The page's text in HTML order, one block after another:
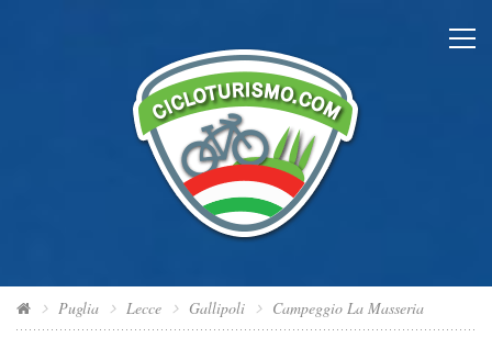
Puglia Lecce Gallipoli Campeggio La Masseria